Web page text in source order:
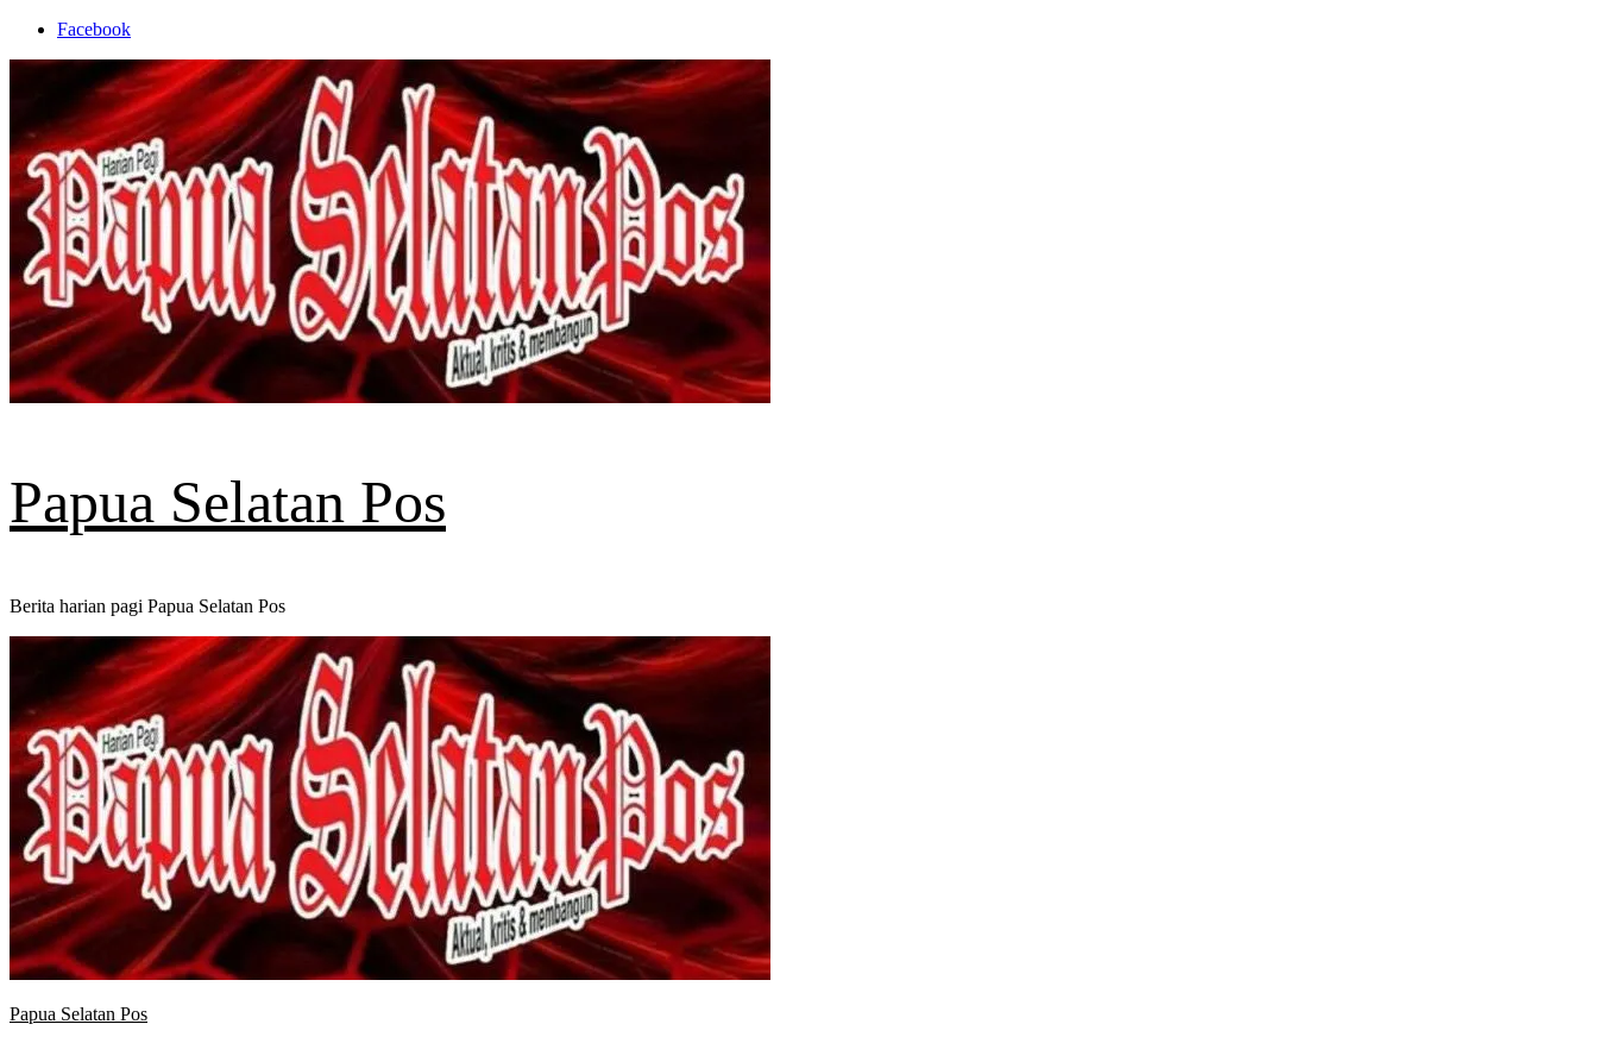
Skip
content
Facebook
Papua Selatan Pos
Berita harian pagi Papua Selatan Pos
Primary
Papua Selatan Pos